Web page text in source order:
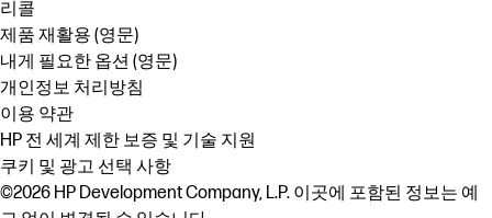
리콜
제품 재활용 (영문)
내게 필요한 옵션 (영문)
개인정보 처리방침
이용 약관
HP 전 세계 제한 보증 및 기술 지원
쿠키 및 광고 선택 사항
©2026 HP Development Company, L.P. 이곳에 포함된 정보는 예